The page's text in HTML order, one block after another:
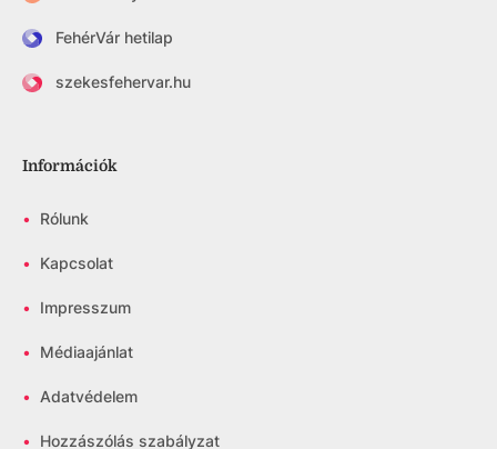
FehérVár hetilap
szekesfehervar.hu
Információk
• Rólunk
• Kapcsolat
• Impresszum
• Médiaajánlat
• Adatvédelem
• Hozzászólás szabályzat